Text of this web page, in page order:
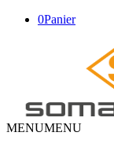
0Panier
MENUMENU